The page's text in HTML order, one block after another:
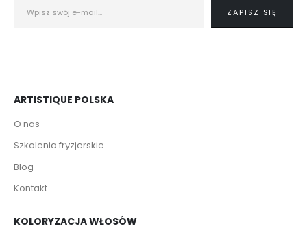
ARTISTIQUE POLSKA
O nas
Szkolenia fryzjerskie
Blog
Kontakt
KOLORYZACJA WŁOSÓW